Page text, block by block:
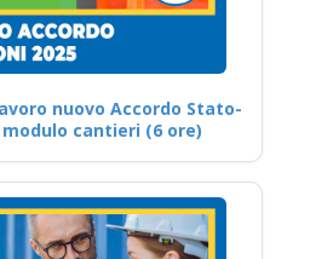
nuovo Accordo Stato-
modulo cantieri (6 ore)